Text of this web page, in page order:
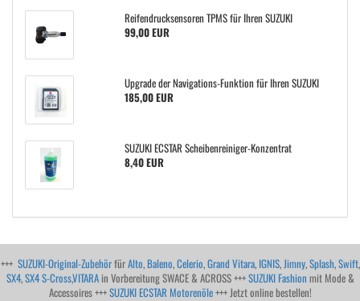
Reifendrucksensoren TPMS für Ihren SUZUKI
99,00 EUR
Upgrade der Navigations-Funktion für Ihren SUZUKI
185,00 EUR
SUZUKI ECSTAR Scheibenreiniger-Konzentrat
8,40 EUR
+++ SUZUKI-Original-ZubehörfürAlto,Baleno,Celerio,Grand Vitara, IGNIS,Jimny,Splash,Swift,
SX4,SX4 S-Cross,VITARAin Vorbereitung SWACE & ACROSS +++SUZUKI Fashion mit Mode &
Accessoires +++SUZUKI ECSTAR Motorenöle+++ Jetzt online bestellen!